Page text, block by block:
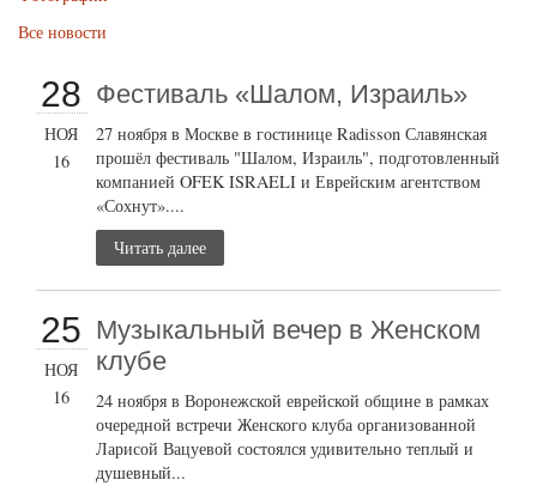
Все новости
28
НОЯ
16
Фестиваль «Шалом, Израиль»
27 ноября в Москве в гостинице Radisson Славянская
прошёл фестиваль "Шалом, Израиль", подготовленный
компанией OFEK ISRAELI и Еврейским агентством
«Сохнут»....
Читать далее
25
НОЯ
16
Музыкальный вечер в Женском
клубе
24 ноября в Воронежской еврейской общине в рамках
очередной встречи Женского клуба организованной
Ларисой Вацуевой состоялся удивительно теплый и
душевный...